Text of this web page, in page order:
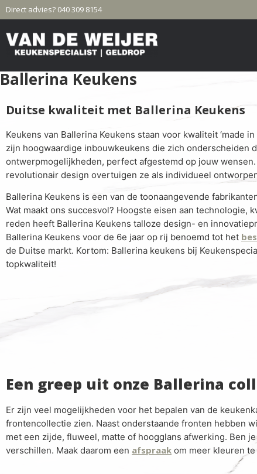
Direct advies? 040 309 8154
Ballerina Keukens
Duitse kwaliteit met Ballerina Keukens
Keukens van Ballerina Keukens staan voor kwaliteit ‘made
zijn hoogwaardige inbouwkeukens die zich onderscheiden
ontwerpmogelijkheden, perfect afgestemd op jouw
revolutionair design overtuigen ze als individueel
Ballerina Keukens is een van de toonaangevende
Wat maakt ons succesvol? Hoogste eisen aan technologie,
reden heeft Ballerina Keukens talloze design- en
Ballerina Keukens voor de 6e jaar op rij benoemd tot het
de Duitse markt. Kortom: Ballerina keukens bij
topkwaliteit!
Een greep uit onze Ballerina
Er zijn veel mogelijkheden voor het bepalen van de
frontencollectie zien. Naast onderstaande fronten hebben
met een zijde, fluweel, matte of hoogglans afwerking. Ben
verschillen. Maak daarom een afspraak om meer kleuren